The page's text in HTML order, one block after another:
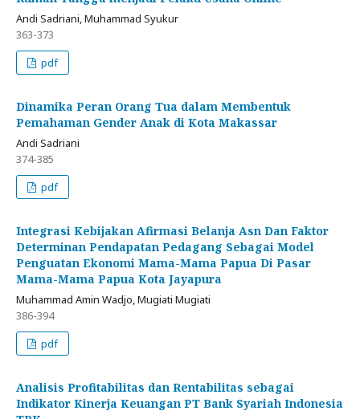
Andi Sadriani, Muhammad Syukur
363-373
pdf
Dinamika Peran Orang Tua dalam Membentuk
Pemahaman Gender Anak di Kota Makassar
Andi Sadriani
374-385
pdf
Integrasi Kebijakan Afirmasi Belanja Asn Dan Faktor
Determinan Pendapatan Pedagang Sebagai Model
Penguatan Ekonomi Mama-Mama Papua Di Pasar
Mama-Mama Papua Kota Jayapura
Muhammad Amin Wadjo, Mugiati Mugiati
386-394
pdf
Analisis Profitabilitas dan Rentabilitas sebagai
Indikator Kinerja Keuangan PT Bank Syariah Indonesia